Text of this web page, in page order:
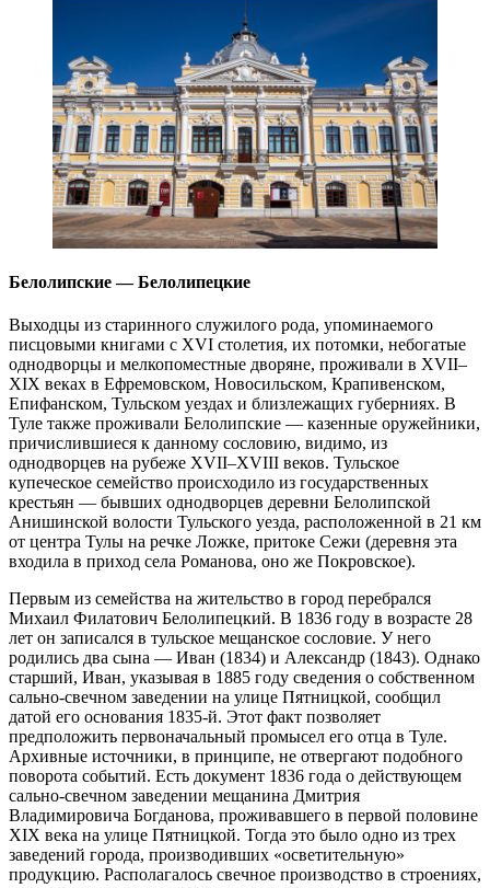
Белолипские — Белолипецкие
Выходцы из старинного служилого рода, упоминаемого
писцовыми книгами с XVI столетия, их потомки, небогатые
однодворцы и мелкопоместные дворяне, проживали в XVII–
XIX веках в Ефремовском, Новосильском, Крапивенском,
Епифанском, Тульском уездах и близлежащих губерниях. В
Туле также проживали Белолипские — казенные оружейники,
причислившиеся к данному сословию, видимо, из
однодворцев на рубеже XVII–XVIII веков. Тульское
купеческое семейство происходило из государственных
крестьян — бывших однодворцев деревни Белолипской
Анишинской волости Тульского уезда, расположенной в 21 км
от центра Тулы на речке Ложке, притоке Сежи (деревня эта
входила в приход села Романова, оно же Покровское).
Первым из семейства на жительство в город перебрался
Михаил Филатович Белолипецкий. В 1836 году в возрасте 28
лет он записался в тульское мещанское сословие. У него
родились два сына — Иван (1834) и Александр (1843). Однако
старший, Иван, указывая в 1885 году сведения о собственном
сально-свечном заведении на улице Пятницкой, сообщил
датой его основания 1835-й. Этот факт позволяет
предположить первоначальный промысел его отца в Туле.
Архивные источники, в принципе, не отвергают подобного
поворота событий. Есть документ 1836 года о действующем
сально-свечном заведении мещанина Дмитрия
Владимировича Богданова, проживавшего в первой половине
ХIХ века на улице Пятницкой. Тогда это было одно из трех
заведений города, производивших «осветительную»
продукцию. Располагалось свечное производство в строениях,